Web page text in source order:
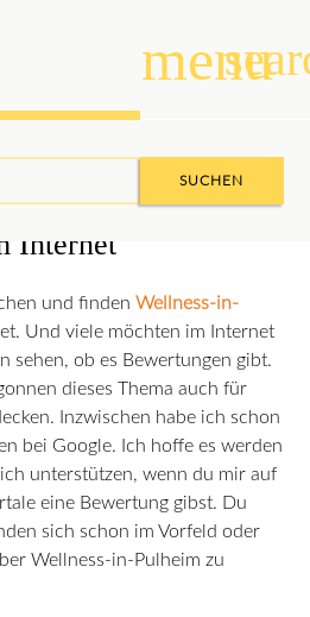
menu
SUCHEN
Internet
und findenWellness-in-
Und viele möchten im Internet
sehen, ob es Bewertungen gibt.
dieses Thema auch für
Inzwischen habe ich schon
bei Google. Ich hoffe es werden
unterstützen, wenn du mir auf
eine Bewertung gibst. Du
sich schon im Vorfeld oder
Wellness-in-Pulheim zu